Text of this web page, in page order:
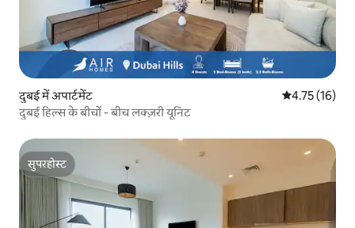
दुबई में अपार्टमेंट औसत रेटिंग 5 में
4.75 (16)
दुबई हिल्स के बीचों - बीच लक्ज़री यूनिट
सुपरहोस्ट
सुपरहोस्ट